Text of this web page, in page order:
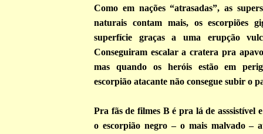
Como em nações “atrasadas”, as
naturais contam mais, os escorpiões
superfície graças a uma erupção
Conseguiram escalar a cratera pra
mas quando os heróis estão em
escorpião atacante não consegue subir o
Pra fãs de filmes B é pra lá de asssistível
o escorpião negro – o mais malvado –